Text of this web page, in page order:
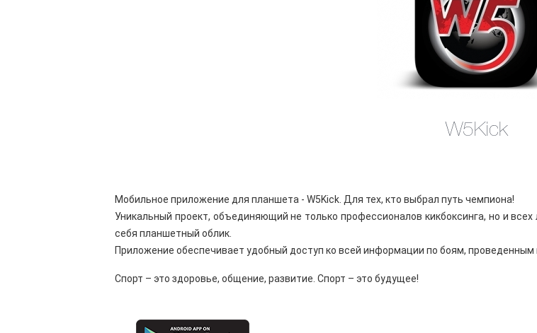
W5Kick
Мобильное приложение для планшета - W5Kick. Для тех, кто выбрал путь чемпиона!
Уникальный проект, объединяющий не только профессионалов кикбоксинга, но и
себя планшетный облик.
Приложение обеспечивает удобный доступ ко всей информации по боям,
Cпорт – это здоровье, общение, развитие. Спорт – это будущее!